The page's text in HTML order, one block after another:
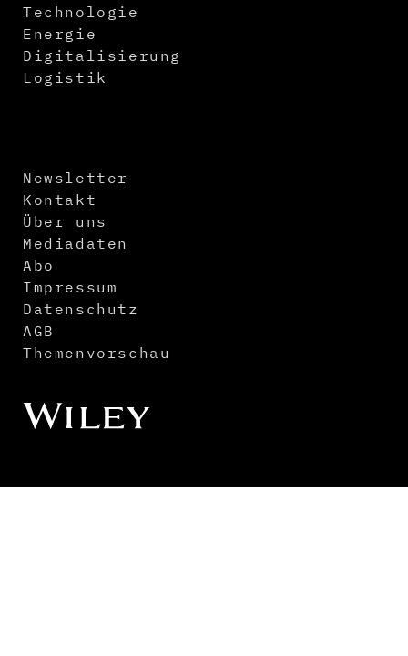
Technologie
Energie
Digitalisierung
Logistik
Newsletter
Kontakt
Über uns
Mediadaten
Abo
Impressum
Datenschutz
AGB
Themenvorschau